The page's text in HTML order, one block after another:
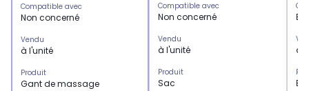
Compatible avec
Non concerné
Vendu
à l'unité
Produit
Gant de massage
Compatible avec
Non concerné
Vendu
à l'unité
Produit
Sac
à